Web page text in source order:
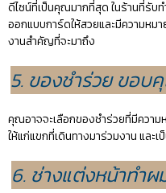
ดีไซน์ที่เป็นคุณมากที่สุด ในร้านที่รับ
ออกแบบการ์ดให้สวยและมีความหม
งานสำคัญที่จะมาถึง
5. ของชำร่วย ขอ
คุณอาจจะเลือกของชำร่วยที่มีควา
ให้แก่แขกที่เดินทางมาร่วมงาน แล
6. ช่างแต่งหน้าทำผ